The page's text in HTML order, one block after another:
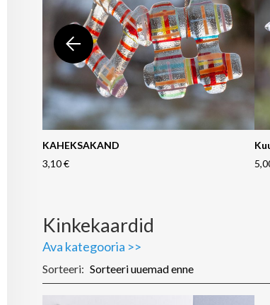
KAHEKSAKAND
3,10 €
Kinkekaardid
Ava kategooria >>
Sorteeri: